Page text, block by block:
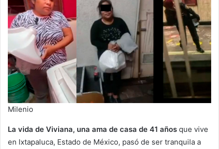
Milenio
La vida de Viviana, una ama de casa de 41 años que vive
en Ixtapaluca, Estado de México, pasó de ser tranquila a